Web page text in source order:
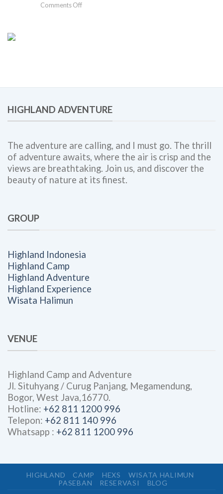
Solusi
Bersama
Adventure
Comments Offon
Tim,
dan
Budaya
HIGHLAND ADVENTURE
The adventure are calling, and I must go. The thrill
of adventure awaits, where the air is crisp and the
views are breathtaking. Join us, and discover the
beauty of nature at its finest.
GROUP
Highland Indonesia
Highland Camp
Highland Adventure
Highland Experience
Wisata Halimun
VENUE
Highland Camp and Adventure
Jl. Situhyang / Curug Panjang, Megamendung,
Bogor, West Java,16770.
Hotline: +62 811 1200 996
Telepon: +62 811 140 996
Whatsapp : +62 811 1200 996
HIGHLAND CAMP HEXS
WISATA HALIMUN
PASEBAN
RESERVASI BLOG